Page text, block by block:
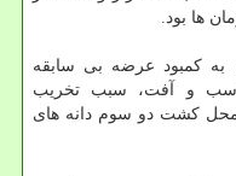
ها بود.
به کمبود عرضه بی سابقه
و آفت، سبب تخریب
کشت دو سوم دانه های